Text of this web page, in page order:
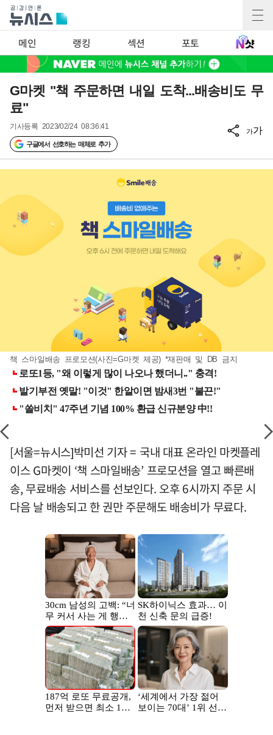
메인 랭킹 섹션 포토
G마켓 "책 주문하면 내일 도착...배송비도 무
료"
기사등록 2023/02/24 08:36:41
구글에서 선호하는 매체로 추가
가가
책 스마일배송 프로모션(사진=G마켓 제공) *재판매 및 DB 금지
[서울=뉴시스]박미선 기자 = 국내 대표 온라인 마켓플레
이스 G마켓이 ‘책 스마일배송’ 프로모션을 열고 빠른배
송, 무료배송 서비스를 선보인다. 오후 6시까지 주문 시
다음 날 배송되고 한 권만 주문해도 배송비가 무료다.